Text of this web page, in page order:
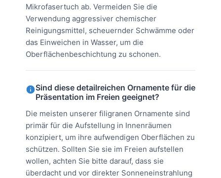
Mikrofasertuch ab. Vermeiden Sie die
Verwendung aggressiver chemischer
Reinigungsmittel, scheuernder Schwämme oder
das Einweichen in Wasser, um die
Oberflächenbeschichtung zu schonen.
Sind diese detailreichen Ornamente für die
Präsentation im Freien geeignet?
Die meisten unserer filigranen Ornamente sind
primär für die Aufstellung in Innenräumen
konzipiert, um ihre aufwendigen Oberflächen zu
schützen. Sollten Sie sie im Freien aufstellen
wollen, achten Sie bitte darauf, dass sie
überdacht und vor direkter Sonneneinstrahlung